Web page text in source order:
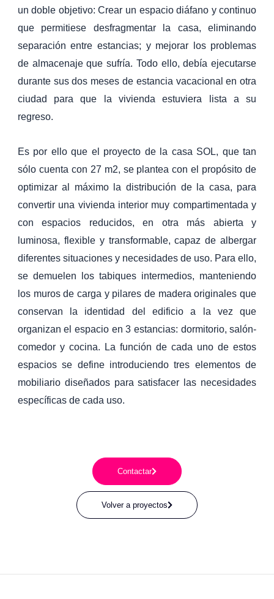
un doble objetivo: Crear un espacio diáfano y continuo
que permitiese desfragmentar la casa, eliminando
separación entre estancias; y mejorar los problemas
de almacenaje que sufría. Todo ello, debía ejecutarse
durante sus dos meses de estancia vacacional en otra
ciudad para que la vivienda estuviera lista a su
regreso.
Es por ello que el proyecto de la casa SOL, que tan
sólo cuenta con 27 m2, se plantea con el propósito de
optimizar al máximo la distribución de la casa, para
convertir una vivienda interior muy compartimentada y
con espacios reducidos, en otra más abierta y
luminosa, flexible y transformable, capaz de albergar
diferentes situaciones y necesidades de uso. Para ello,
se demuelen los tabiques intermedios, manteniendo
los muros de carga y pilares de madera originales que
conservan la identidad del edificio a la vez que
organizan el espacio en 3 estancias: dormitorio, salón-
comedor y cocina. La función de cada uno de estos
espacios se define introduciendo tres elementos de
mobiliario diseñados para satisfacer las necesidades
específicas de cada uso.
Contactar
Volver a proyectos